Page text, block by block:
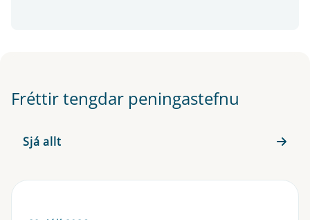
Fréttir tengdar peningastefnu
Sjá allt